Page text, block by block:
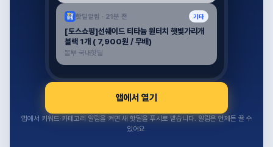
핫딜알림 · 21분 전 기타
[토스쇼핑]선쉐이드 티타늄 원터치 햇빛가리개
블랙 1개 ( 7,900원 / 무배)
뽐뿌 국내핫딜
앱에서 열기
앱에서 키워드·카테고리 알림을 켜면 새 핫딜을 푸시로 받습니다. 알림은 언제든 끌 수
있어요.